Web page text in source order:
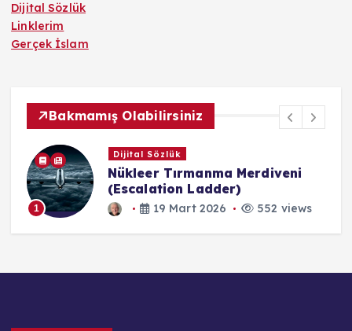
Dijital Sözlük
Linklerim
Gerçek İslam
Bakmamış Olabilirsiniz
1
Dijital Sözlük
Nükleer Tırmanma Merdiveni
(Escalation Ladder)
19 Mart 2026 552 views